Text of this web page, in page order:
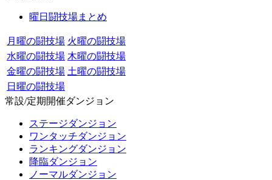
曜日闘技場まとめ
月曜の闘技場 火曜の闘技場
水曜の闘技場 木曜の闘技場
金曜の闘技場 土曜の闘技場
日曜の闘技場
常設/定期開催ダンジョン
ステージダンジョン
ワンタッチダンジョン
ランキングダンジョン
降臨ダンジョン
ノーマルダンジョン